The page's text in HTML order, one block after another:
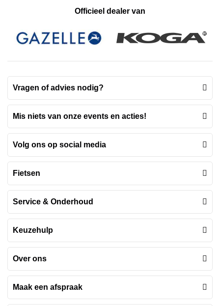
Officieel dealer van
Vragen of advies nodig?
Mis niets van onze events en acties!
Volg ons op social media
Fietsen
Service & Onderhoud
Keuzehulp
Over ons
Maak een afspraak